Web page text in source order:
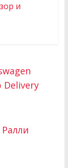
и
Delivery